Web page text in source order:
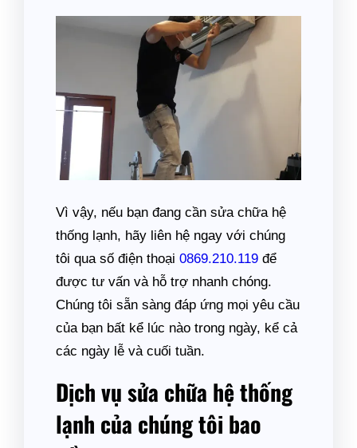
Vì vậy, nếu bạn đang cần sửa chữa hệ
thống lạnh, hãy liên hệ ngay với chúng
tôi qua số điện thoại 0869.210.119 để
được tư vấn và hỗ trợ nhanh chóng.
Chúng tôi sẵn sàng đáp ứng mọi yêu cầu
của bạn bất kể lúc nào trong ngày, kể cả
các ngày lễ và cuối tuần.
Dịch vụ sửa chữa hệ thống
lạnh của chúng tôi bao